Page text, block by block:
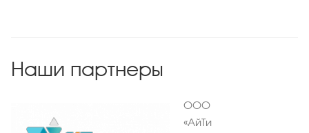
Наши партнеры
ООО
«АйТи